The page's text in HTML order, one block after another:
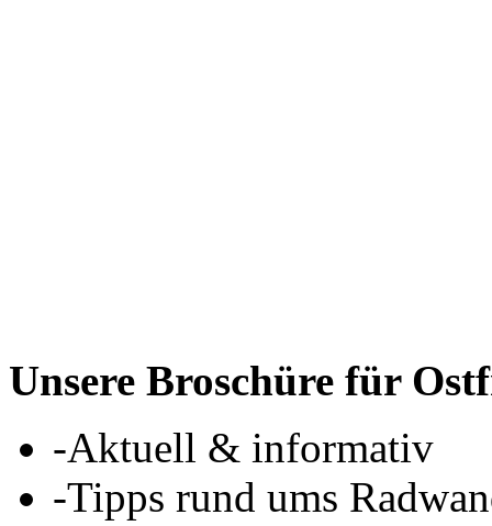
Unsere Broschüre für
-Aktuell & informativ
-Tipps rund ums